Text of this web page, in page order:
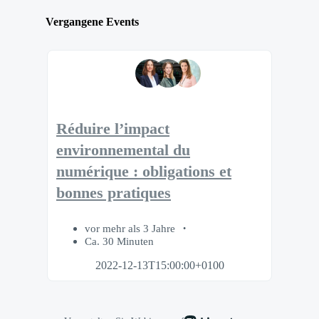
Vergangene Events
Réduire l’impact
environnemental du
numérique : obligations et
bonnes pratiques
vor mehr als 3 Jahre
Ca. 30 Minuten
2022-12-13T15:00:00+0100